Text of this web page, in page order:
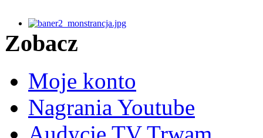
Zobacz
Moje konto
Nagrania Youtube